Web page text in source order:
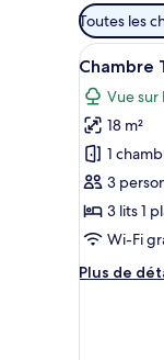
Filtres
pour
les
chambres
Toutes les
Afficher
toutes
les
photos
pour
ce
type
de
chambre :
12
Chambre
Vue sur
18 m²
1
3
3 lits 1
Wi-Fi
Plus de
Plus